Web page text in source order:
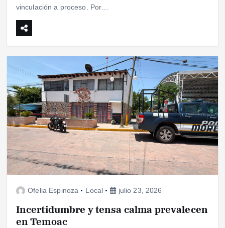
vinculación a proceso. Por…
Ofelia Espinoza Local julio 23, 2026
Incertidumbre y tensa calma prevalecen
en Temoac